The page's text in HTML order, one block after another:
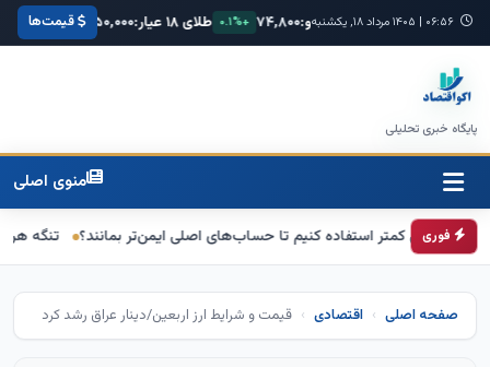
۰۶:۵۶ | ۱۴۰۵ مرداد ۱۸, یکشنبه ۶۸,۴۲۰ +۰.۳% یورو:۷۴,۸۰۰ +۰.۱% طلای ۱۸ عیار: ۳,۸۵۰,۰۰۰ +۱.۲% سکه امامی:
قیمت‌ها
پایگاه خبری تحلیلی
منوی اصلی
فوری
کمتر استفاده کنیم تا حساب‌های اصلی ایمن‌تر بمانند؟ تنگه هرمز در
صفحه اصلی اقتصادی قیمت و شرایط ارز اربعین/دینار عراق رشد کرد